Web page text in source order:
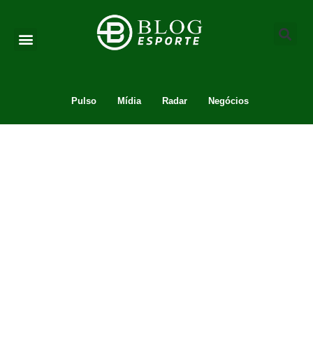
Pulso Mídia Radar Negócios